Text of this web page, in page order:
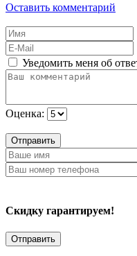
Оставить комментарий
Уведомить меня об
Оценка:
Отправить
Скидку гарантируем!